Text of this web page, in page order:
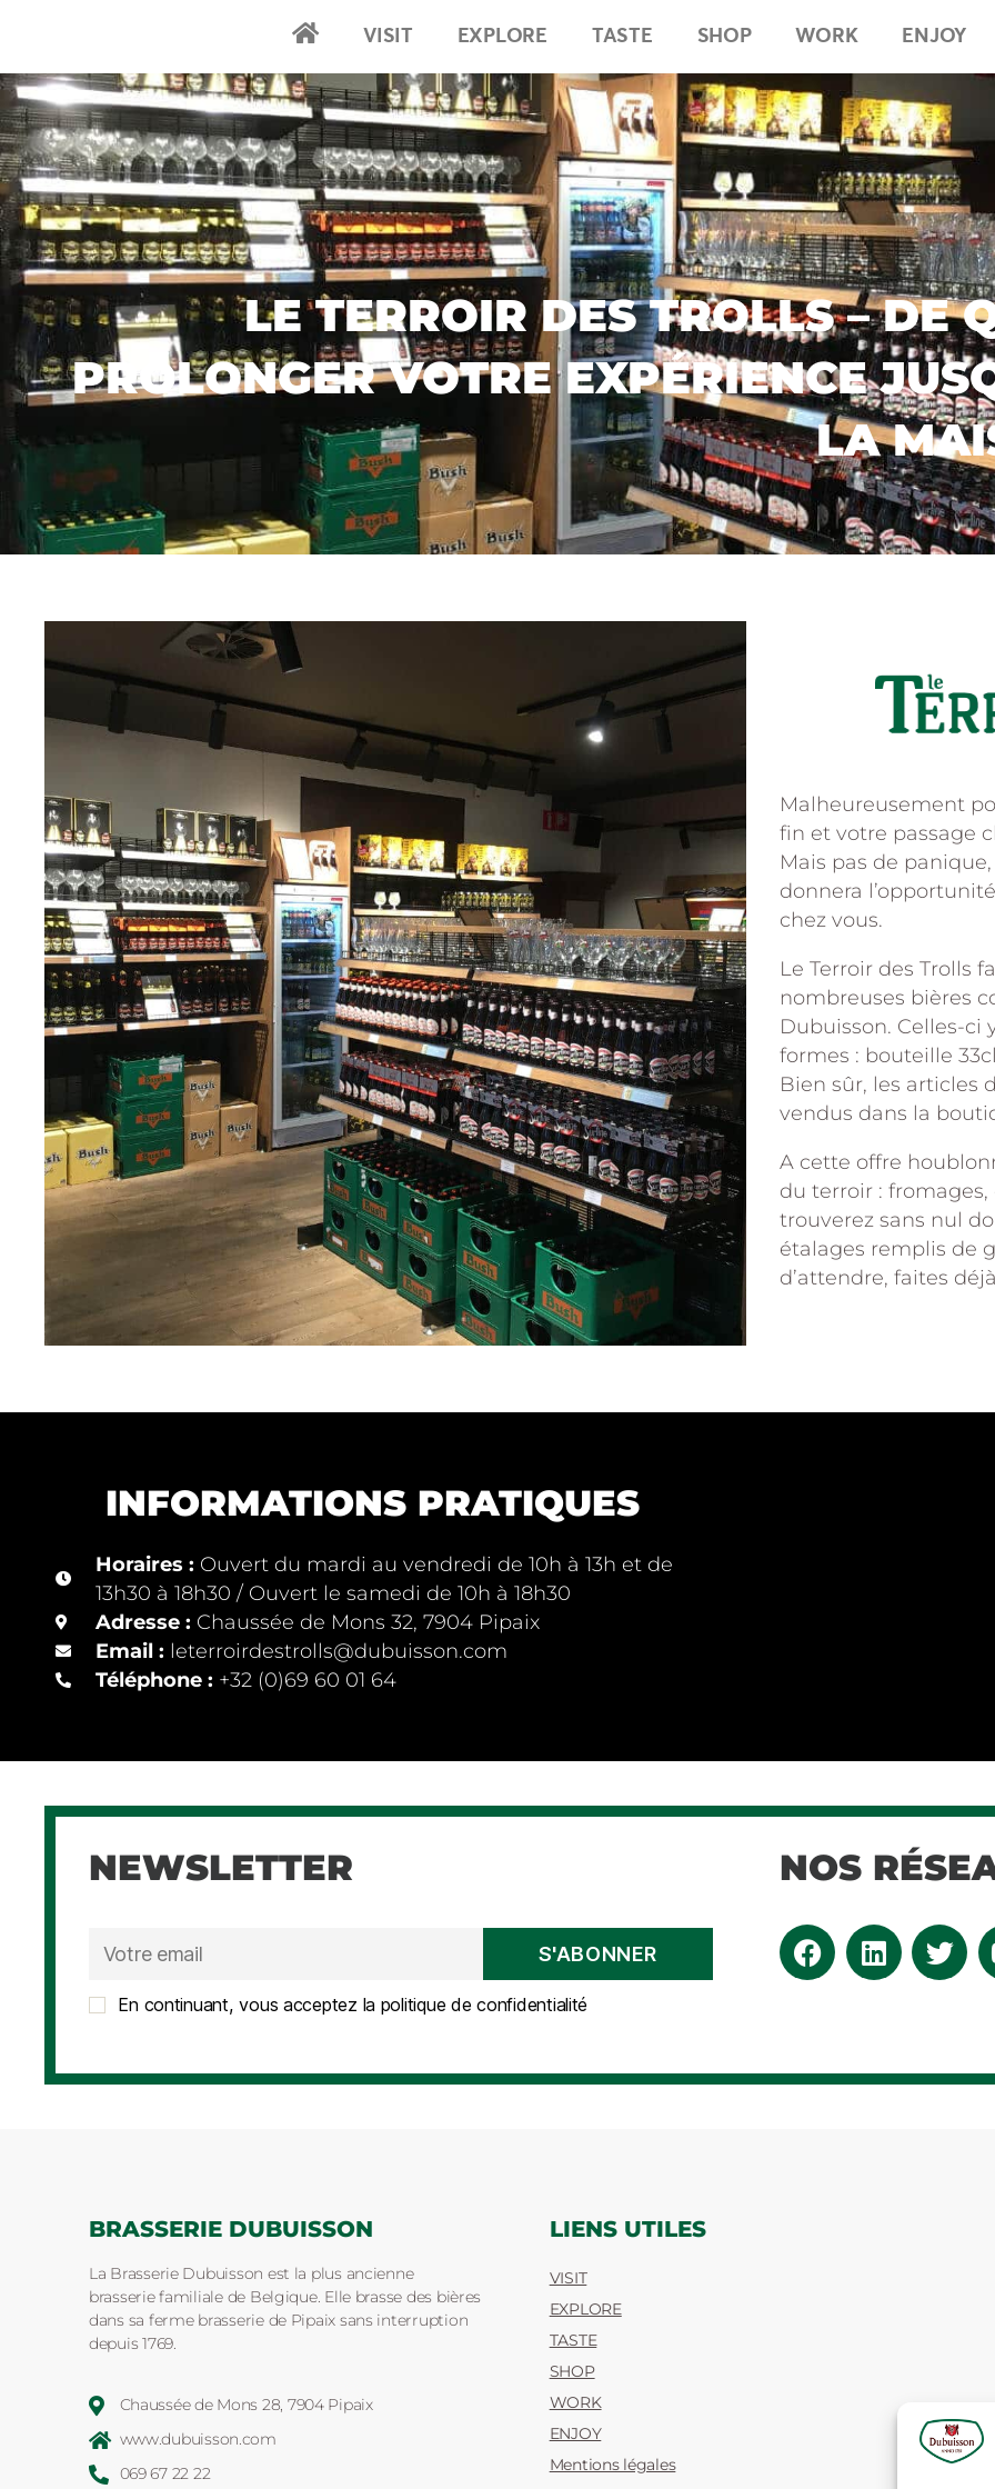
Accueil VISIT EXPLORE TASTE SHOP WORK ENJOY
LE TERROIR DES TROLLS – DE
PROLONGER VOTRE EXPÉRIENCE
LA
Malheureusement
fin et votre passage
Mais pas de
donnera
chez vous.
Le Terroir des Trolls
nombreuses bières
Dubuisson. Celles-ci
formes : bouteille
Bien sûr, les articles
vendus dans la
A cette offre
du terroir :
trouverez sans nul
étalages remplis de
d’attendre, faites
INFORMATIONS PRATIQUES
Horaires : Ouvert du mardi au vendredi de 10h à 13h et de
13h30 à 18h30 / Ouvert le samedi de 10h à 18h30
Adresse : Chaussée de Mons 32, 7904 Pipaix
Email : leterroirdestrolls@dubuisson.com
Téléphone : +32 (0)69 60 01 64
NEWSLETTER
En continuant, vous acceptez la politique de confidentialité
NOS
BRASSERIE DUBUISSON
La Brasserie Dubuisson est la plus ancienne
brasserie familiale de Belgique. Elle brasse des bières
dans sa ferme brasserie de Pipaix sans interruption
depuis 1769.
Chaussée de Mons 28, 7904 Pipaix
www.dubuisson.com
069 67 22 22
LIENS UTILES
VISIT
EXPLORE
TASTE
SHOP
WORK
ENJOY
Mentions légales